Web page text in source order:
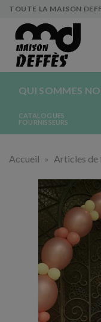
Skip
content
TOUTE LA MAISON
QUI SOMMES
CATALOGUES
FOURNISSEURS
Accueil » Articles de